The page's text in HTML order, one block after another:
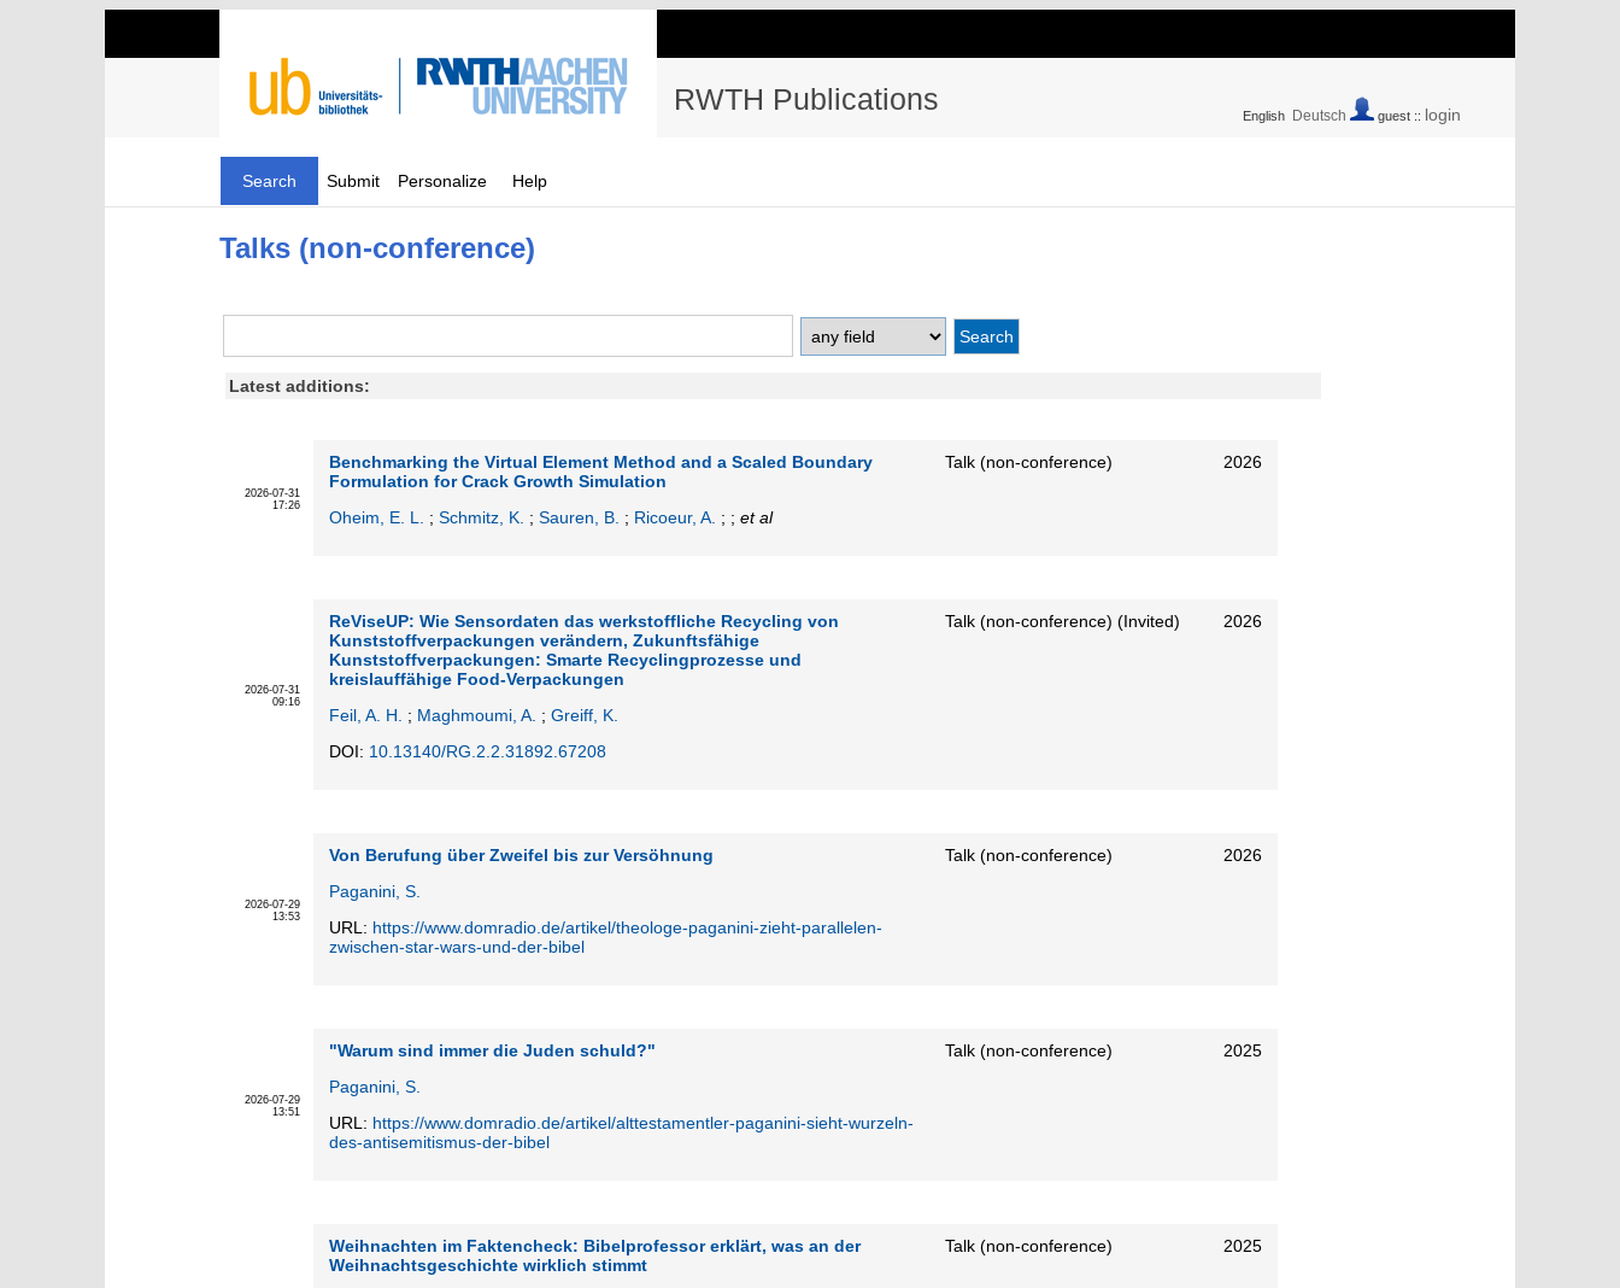
RWTH Publications English Deutsch guest :: login
Search Submit Personalize Help
Talks (non-conference)
Latest additions:
2026-07-31
17:26
Benchmarking the Virtual Element Method and a Scaled Boundary
Formulation for Crack Growth Simulation
Oheim, E. L.
; Schmitz, K. ; Sauren, B. ; Ricoeur, A. ; ; et al
Talk (non-conference) 2026
2026-07-31
09:16
ReViseUP: Wie Sensordaten das werkstoffliche Recycling von
Kunststoffverpackungen verändern, Zukunftsfähige
Kunststoffverpackungen: Smarte Recyclingprozesse und
kreislauffähige Food-Verpackungen
Feil, A. H.
; Maghmoumi, A. ; Greiff, K.
DOI: 10.13140/RG.2.2.31892.67208
Talk (non-conference) (Invited) 2026
2026-07-29
13:53
Von Berufung über Zweifel bis zur Versöhnung
Paganini, S.
URL: https://www.domradio.de/artikel/theologe-paganini-zieht-parallelen-
zwischen-star-wars-und-der-bibel
Talk (non-conference) 2026
2026-07-29
13:51
"Warum sind immer die Juden schuld?"
Paganini, S.
URL: https://www.domradio.de/artikel/alttestamentler-paganini-sieht-wurzeln-
des-antisemitismus-der-bibel
Talk (non-conference) 2025
Weihnachten im Faktencheck: Bibelprofessor erklärt, was an der
Weihnachtsgeschichte wirklich stimmt
Talk (non-conference) 2025